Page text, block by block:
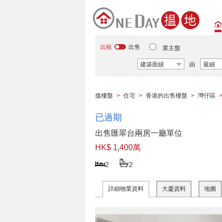
出租 出售 業主盤
建築面績 由 最細
搵樓盤 > 住宅 > 香港的出售樓盤 > 灣仔區 >
已過期
出售匯翠台兩房一廳單位
HK$ 1,400萬
2 2
詳細物業資料 大廈資料 地圖